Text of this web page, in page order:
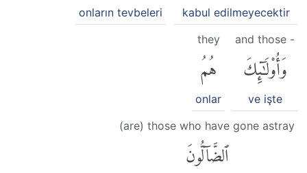
kabul edilmeyecektir
onların tevbeleri
and those -
وَأُو۟لَٰٓئِكَ
ve işte
they
هُمُ
onlar
(are) those who have gone astray
ٱلضَّآلُّونَ